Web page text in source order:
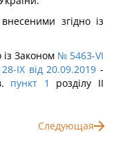
згідно із
із Законом № 5463-VI
IX від 20.09.2019 -
пункт 1
розділу II
Следующая